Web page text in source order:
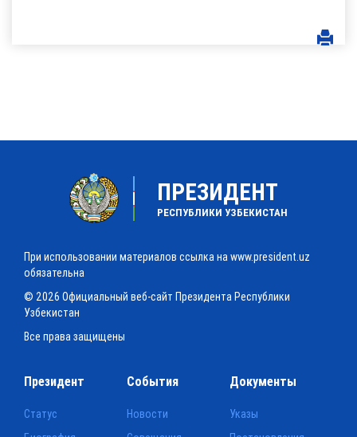
ПРЕЗИДЕНТ
При использовании материалов ссылка на www.president.uz
© 2026 Официальный веб-сайт Президента Республики
Президент Документы